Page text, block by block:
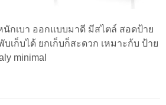
กเบา ออกแบบมาดี มีสไตล์ สอดป้าย
เก็บได้ ยกเก็บก็สะดวก เหมาะก้บ ป้าย
minimal